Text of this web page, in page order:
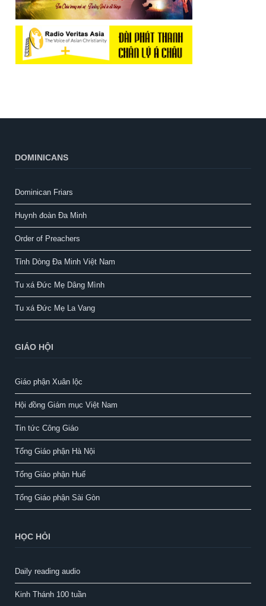
DOMINICANS
Dominican Friars
Huynh đoàn Đa Minh
Order of Preachers
Tỉnh Dòng Đa Minh Việt Nam
Tu xá Đức Mẹ Dâng Mình
Tu xá Đức Mẹ La Vang
GIÁO HỘI
Giáo phận Xuân lộc
Hội đồng Giám mục Việt Nam
Tin tức Công Giáo
Tổng Giáo phận Hà Nội
Tổng Giáo phận Huế
Tổng Giáo phận Sài Gòn
HỌC HỎI
Daily reading audio
Kinh Thánh 100 tuần